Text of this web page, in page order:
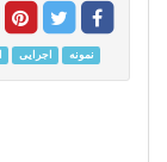
نمونه اجرایی